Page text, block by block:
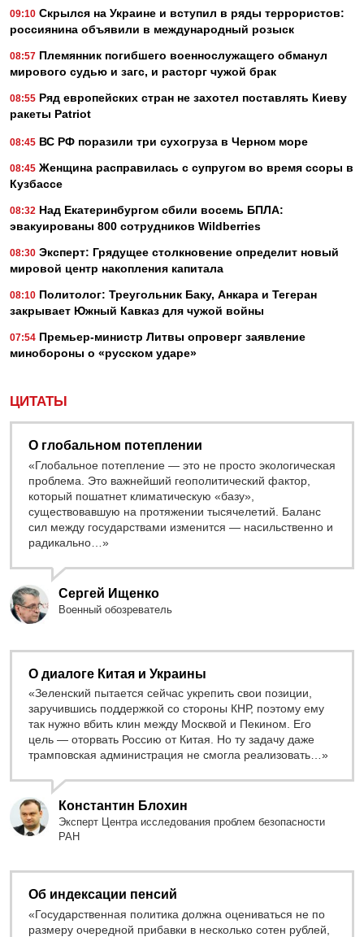
09:10 Скрылся на Украине и вступил в ряды террористов:
россиянина объявили в международный розыск
08:57 Племянник погибшего военнослужащего обманул
мирового судью и загс, и расторг чужой брак
08:55 Ряд европейских стран не захотел поставлять Киеву
ракеты Patriot
08:45 ВС РФ поразили три сухогруза в Черном море
08:45 Женщина расправилась с супругом во время ссоры в
Кузбассе
08:32 Над Екатеринбургом сбили восемь БПЛА:
эвакуированы 800 сотрудников Wildberries
08:30 Эксперт: Грядущее столкновение определит новый
мировой центр накопления капитала
08:10 Политолог: Треугольник Баку, Анкара и Тегеран
закрывает Южный Кавказ для чужой войны
07:54 Премьер-министр Литвы опроверг заявление
минобороны о «русском ударе»
ЦИТАТЫ
О глобальном потеплении
«Глобальное потепление — это не просто экологическая
проблема. Это важнейший геополитический фактор,
который пошатнет климатическую «базу»,
существовавшую на протяжении тысячелетий. Баланс
сил между государствами изменится — насильственно и
радикально…»
Сергей Ищенко
Военный обозреватель
О диалоге Китая и Украины
«Зеленский пытается сейчас укрепить свои позиции,
заручившись поддержкой со стороны КНР, поэтому ему
так нужно вбить клин между Москвой и Пекином. Его
цель — оторвать Россию от Китая. Но ту задачу даже
трамповская администрация не смогла реализовать…»
Константин Блохин
Эксперт Центра исследования проблем безопасности
РАН
Об индексации пенсий
«Государственная политика должна оцениваться не по
размеру очередной прибавки в несколько сотен рублей,